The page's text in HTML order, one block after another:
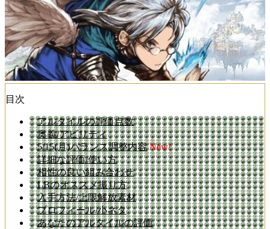
目次
アルタイルの評価点数
奥義/アビリティ
5/15(月)バランス調整内容 New!
詳細な評価/使い方
相性の良い組み合わせ
LBのオススメ振り方
入手方法/上限解放素材
プロフィール/小ネタ
あなたのアルタイルの評価